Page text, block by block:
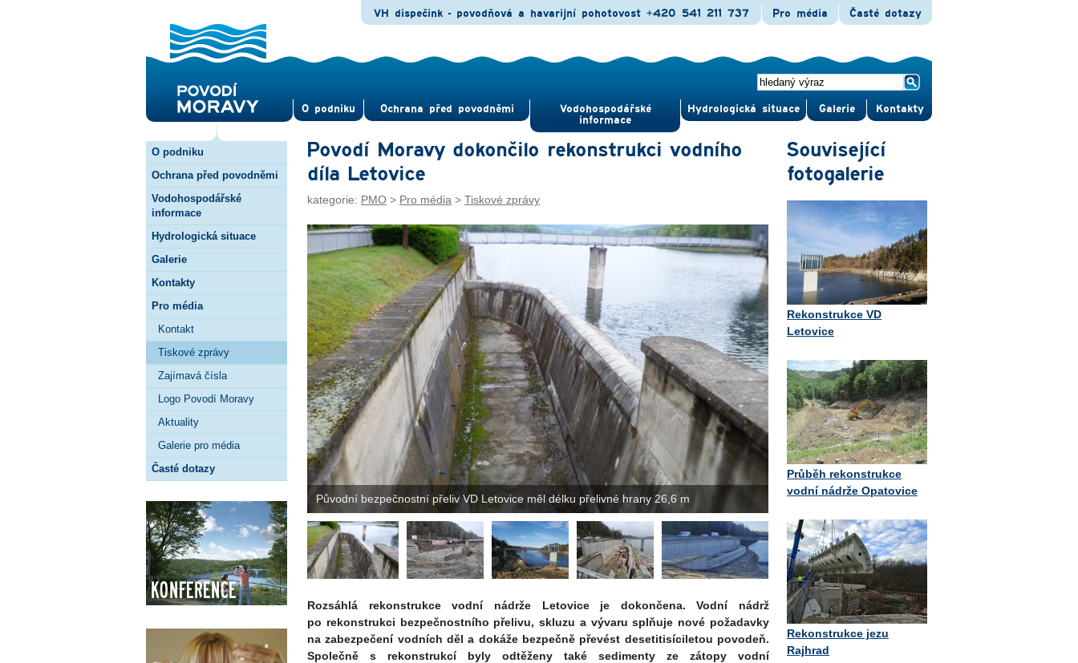
O pod­niku Ochrana před povod­němi
Vodohospodářské
informace
Hydrologická situace Gale­rie Kontak­ty
VH dispečink - povodňová a havarijní pohotovost +420 541 211 737 Pro média Časté dotazy
O podniku
Ochrana před povodněmi
Vodohospodářské
informace
Hydrologická situace
Galerie
Kontakty
Pro média
Kontakt
Tiskové zprávy
Zajímavá čísla
Logo Povodí Moravy
Aktuality
Galerie pro média
Časté dotazy
Konference
Povodí Moravy dokončilo rekonstrukci vodního
díla Letovice
kategorie: PMO > Pro média > Tiskové zprávy
Původní bezpečnostní přeliv VD Letovice měl délku přelivné hrany 26,6 m
Rozsáhlá rekonstrukce vodní nádrže Letovice je dokončena. Vodní nádrž
po rekonstrukci bezpečnostního přelivu, skluzu a vývaru splňuje nové požadavky
na zabezpečení vodních děl a dokáže bezpečně převést desetitisíciletou povodeň.
Společně s rekonstrukcí byly odtěženy také sedimenty ze zátopy vodní
Související
fotogalerie
Rekonstrukce VD
Letovice
Průběh rekonstrukce
vodní nádrže Opatovice
Rekonstrukce jezu
Rajhrad